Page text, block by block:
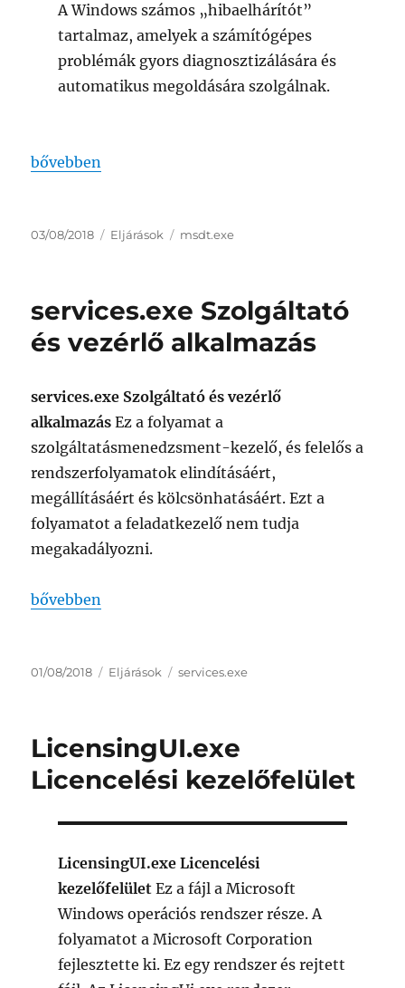
A Windows számos „hibaelhárítót”
tartalmaz, amelyek a számítógépes
problémák gyors diagnosztizálására és
automatikus megoldására szolgálnak.
„msdt.exe Diagnosztikai hibaelhárítás varázsló”
bővebben
Közzétéve
03/08/2018 Kategória
Eljárások Címke
msdt.exe
services.exe Szolgáltató
és vezérlő alkalmazás
services.exe Szolgáltató és vezérlő
alkalmazásEz a folyamat a
szolgáltatásmenedzsment-kezelő, és felelős a
rendszerfolyamatok elindításáért,
megállításáért és kölcsönhatásáért. Ezt a
folyamatot a feladatkezelő nem tudja
megakadályozni.
„services.exe Szolgáltató és vezérlő alkalmazás”
bővebben
Közzétéve
01/08/2018 Kategória
Eljárások Címke
services.exe
LicensingUI.exe
Licencelési kezelőfelület
LicensingUI.exe Licencelési
kezelőfelületEz a fájl a Microsoft
Windows operációs rendszer része. A
folyamatot a Microsoft Corporation
fejlesztette ki. Ez egy rendszer és rejtett